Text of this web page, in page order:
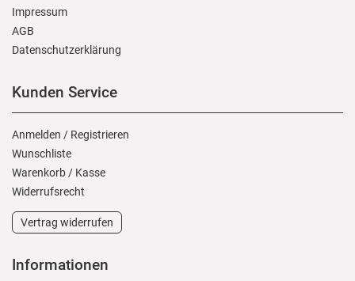
Impressum
AGB
Daten­schutz­erklärung
Kunden Service
Anmelden / Registrieren
Wunschliste
Warenkorb / Kasse
Widerrufs­recht
Vertrag widerrufen
Informationen